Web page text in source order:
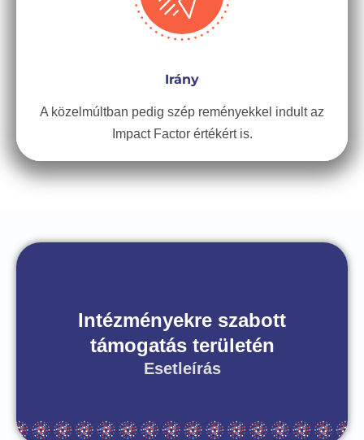
Irány
A közelmúltban pedig szép reményekkel indult az
Impact Factor értékért is.
Intézményekre szabott
támogatás területén
Esetleírás